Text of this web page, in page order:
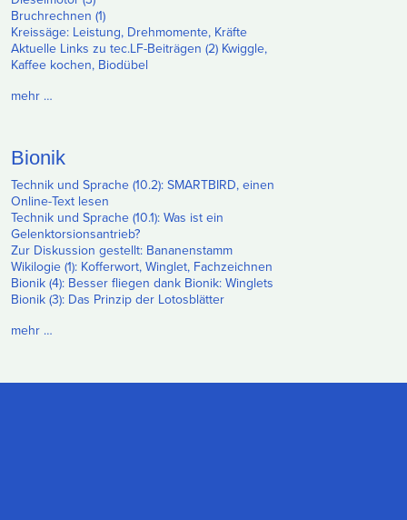
Bruchrechnen (1)
Kreissäge: Leistung, Drehmomente, Kräfte
Aktuelle Links zu tec.LF-Beiträgen (2) Kwiggle,
Kaffee kochen, Biodübel
mehr …
Bionik
Technik und Sprache (10.2): SMARTBIRD, einen
Online-Text lesen
Technik und Sprache (10.1): Was ist ein
Gelenktorsionsantrieb?
Zur Diskussion gestellt: Bananenstamm
Wikilogie (1): Kofferwort, Winglet, Fachzeichnen
Bionik (4): Besser fliegen dank Bionik: Winglets
Bionik (3): Das Prinzip der Lotosblätter
mehr …